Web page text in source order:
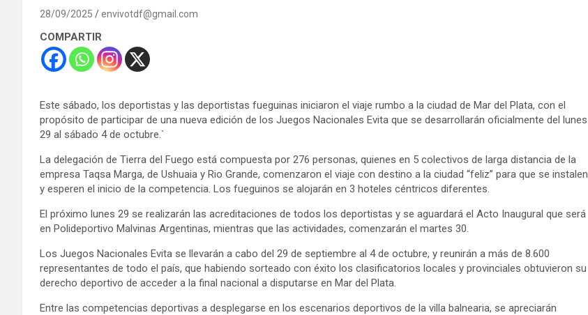
28/09/2025 envivotdf@gmail.com
COMPARTIR
Este sábado, los deportistas y las deportistas fueguinas iniciaron el viaje rumbo a la ciudad de Mar del Plata, con el
propósito de participar de una nueva edición de los Juegos Nacionales Evita que se desarrollarán oficialmente del lunes
29 al sábado 4 de octubre.`
La delegación de Tierra del Fuego está compuesta por 276 personas, quienes en 5 colectivos de larga distancia de la
empresa Taqsa Marga, de Ushuaia y Rio Grande, comenzaron el viaje con destino a la ciudad “feliz” para que se instalen
y esperen el inicio de la competencia. Los fueguinos se alojarán en 3 hoteles céntricos diferentes.
El próximo lunes 29 se realizarán las acreditaciones de todos los deportistas y se aguardará el Acto Inaugural que será
en Polideportivo Malvinas Argentinas, mientras que las actividades, comenzarán el martes 30.
Los Juegos Nacionales Evita se llevarán a cabo del 29 de septiembre al 4 de octubre, y reunirán a más de 8.600
representantes de todo el país, que habiendo sorteado con éxito los clasificatorios locales y provinciales obtuvieron su
derecho deportivo de acceder a la final nacional a disputarse en Mar del Plata.
Entre las competencias deportivas a desplegarse en los escenarios deportivos de la villa balnearia, se apreciarán